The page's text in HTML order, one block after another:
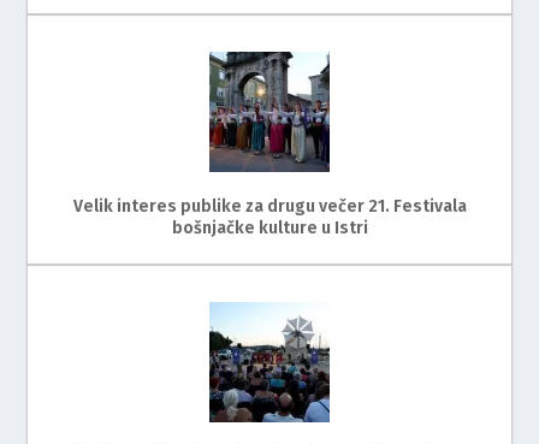
Velik interes publike za drugu večer 21. Festivala
bošnjačke kulture u Istri